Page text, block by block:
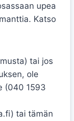
upea
Katso
tai jos
ole
(040 1593
tai tämän